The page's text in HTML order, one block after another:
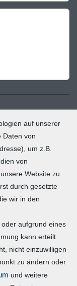
auf unserer
Daten von
um z.B.
von
Website zu
durch gesetzte
wir in den
aufgrund eines
kann erteilt
nicht einzuwilligen
zu ändern oder
und weitere